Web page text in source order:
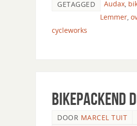
GETAGGED Audax,
Lemmer,
cycleworks
Bikepackend
DOOR MARCEL TUIT